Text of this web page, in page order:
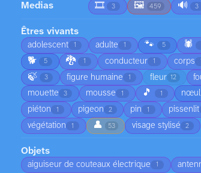
Medias 🎞️ 3 🖼️ 459 🔊 3
Êtres vivants
adolescent 1 adulte 1 🐾 5 🕷️
🐕 5 🐉 1 conducteur 1 corps
🍃 3 figure humaine 1 fleur 12
mouette 3 mousse 1 🎵 1 nœul
piéton 1 pigeon 2 pin 1 pissenlit
végétation 1 👤 53 visage stylisé 2
Objets
aiguiseur de couteaux électrique 1